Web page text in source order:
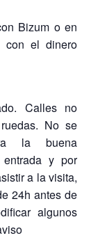
Bizum o en
con el dinero
Calles no
No se
la buena
y por
a la visita,
24h antes de
algunos